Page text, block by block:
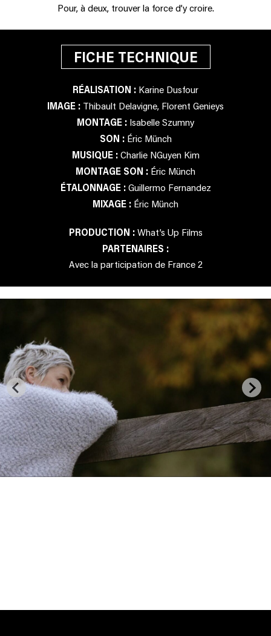
Pour, à deux, trouver la force d’y croire.
FICHE TECHNIQUE
RÉALISATION : Karine Dusfour
IMAGE : Thibault Delavigne, Florent Genieys
MONTAGE : Isabelle Szumny
SON : Éric Münch
MUSIQUE :Charlie NGuyen Kim
MONTAGE SON : Éric Münch
ÉTALONNAGE :Guillermo Fernandez
MIXAGE : Éric Münch
PRODUCTION :What’s Up Films
PARTENAIRES :
Avec la participation de France 2